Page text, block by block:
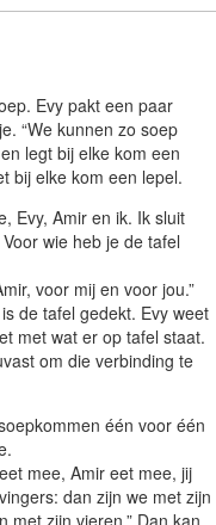
Evy pakt een paar
“We kunnen zo soep
legt bij elke kom een
bij elke kom een lepel.
Evy, Amir en ik. Ik sluit
wie heb je de tafel
voor mij en voor jou.”
de tafel gedekt. Evy weet
met wat er op tafel staat.
om die verbinding te
één voor één
mee, Amir eet mee, jij
dan zijn we met zijn